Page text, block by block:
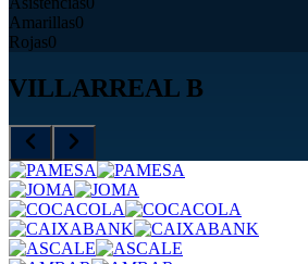
Amarillas0
Rojas0
VILLARREAL B